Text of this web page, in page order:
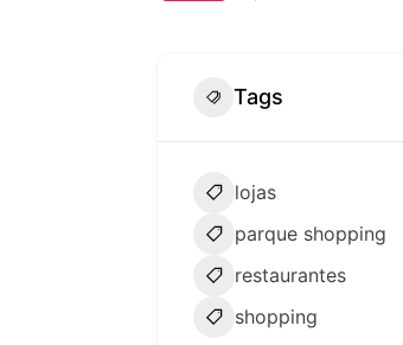
Tags
lojas
parque shopping
restaurantes
shopping